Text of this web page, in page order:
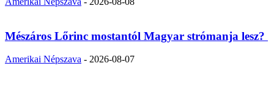
Mészáros Lőrinc mostantól Magyar strómanja lesz?
Amerikai Népszava - 2026-08-07